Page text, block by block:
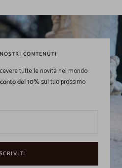
CONTENUTI
tutte le novità nel mondo
del 10%sul tuo prossimo